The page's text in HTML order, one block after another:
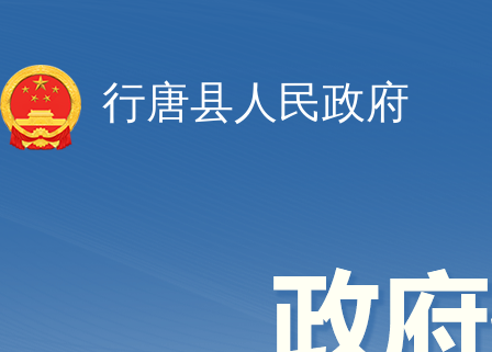
行唐县人民政府